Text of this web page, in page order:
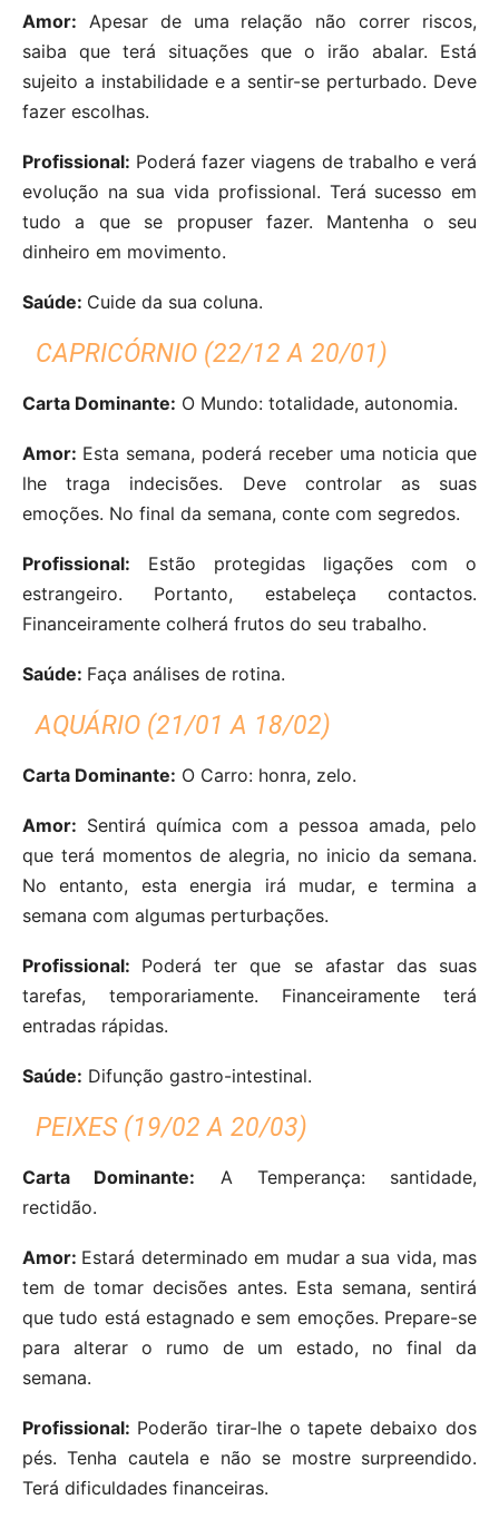
Amor: Apesar de uma relação não correr riscos,
saiba que terá situações que o irão abalar. Está
sujeito a instabilidade e a sentir-se perturbado. Deve
fazer escolhas.
Profissional: Poderá fazer viagens de trabalho e verá
evolução na sua vida profissional. Terá sucesso em
tudo a que se propuser fazer. Mantenha o seu
dinheiro em movimento.
Saúde: Cuide da sua coluna.
CAPRICÓRNIO (22/12 A 20/01)
Carta Dominante: O Mundo: totalidade, autonomia.
Amor: Esta semana, poderá receber uma noticia que
lhe traga indecisões. Deve controlar as suas
emoções. No final da semana, conte com segredos.
Profissional: Estão protegidas ligações com o
estrangeiro. Portanto, estabeleça contactos.
Financeiramente colherá frutos do seu trabalho.
Saúde: Faça análises de rotina.
AQUÁRIO (21/01 A 18/02)
Carta Dominante: O Carro: honra, zelo.
Amor: Sentirá química com a pessoa amada, pelo
que terá momentos de alegria, no inicio da semana.
No entanto, esta energia irá mudar, e termina a
semana com algumas perturbações.
Profissional: Poderá ter que se afastar das suas
tarefas, temporariamente. Financeiramente terá
entradas rápidas.
Saúde: Difunção gastro-intestinal.
PEIXES (19/02 A 20/03)
Carta Dominante: A Temperança: santidade,
rectidão.
Amor: Estará determinado em mudar a sua vida, mas
tem de tomar decisões antes. Esta semana, sentirá
que tudo está estagnado e sem emoções. Prepare-se
para alterar o rumo de um estado, no final da
semana.
Profissional: Poderão tirar-lhe o tapete debaixo dos
pés. Tenha cautela e não se mostre surpreendido.
Terá dificuldades financeiras.